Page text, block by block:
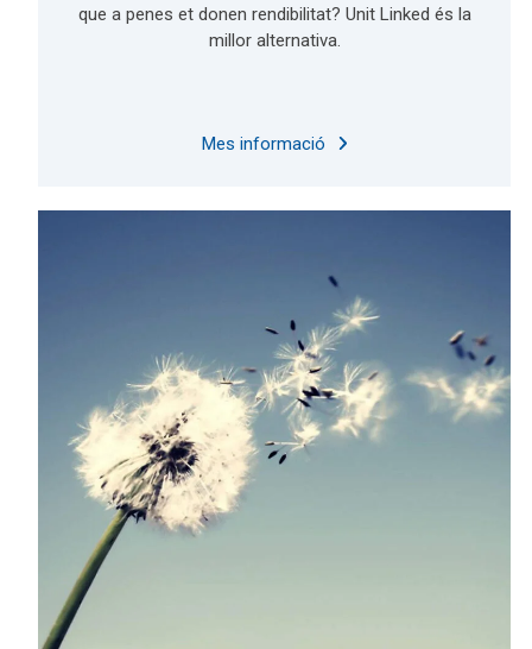
que a penes et donen rendibilitat? Unit Linked és la
millor alternativa.
Mes informació